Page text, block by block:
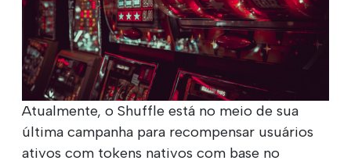
Atualmente, o Shuffle está no meio de sua
última campanha para recompensar usuários
ativos com tokens nativos com base no